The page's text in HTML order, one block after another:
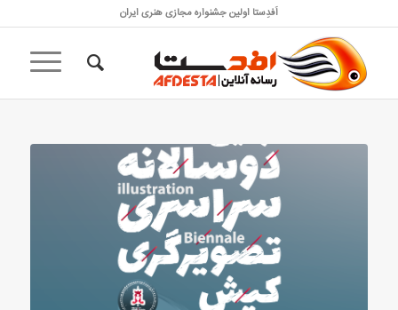
اَفدِستا اولین جشنواره مجازی هنری ایران